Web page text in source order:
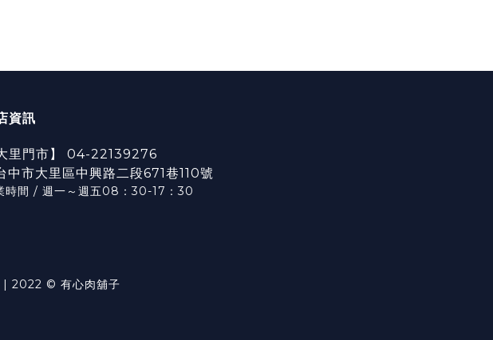
資訊
大里門市】 04-22139276
中市大里區中興路二段671巷110號
時間 / 週一～週五08：30-17：30
| 2022 © 有心肉舖子